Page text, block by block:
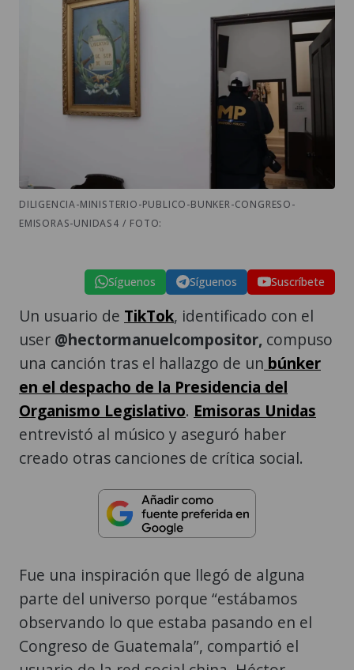
DILIGENCIA-MINISTERIO-PUBLICO-BUNKER-CONGRESO-
EMISORAS-UNIDAS4 / FOTO:
Síguenos Síguenos Suscríbete
Un usuario de TikTok, identificado con el
user @hectormanuelcompositor, compuso
una canción tras el hallazgo de un búnker
en el despacho de la Presidencia del
Organismo Legislativo. Emisoras Unidas
entrevistó al músico y aseguró haber
creado otras canciones de crítica social.
Fue una inspiración que llegó de alguna
parte del universo porque “estábamos
observando lo que estaba pasando en el
Congreso de Guatemala”, compartió el